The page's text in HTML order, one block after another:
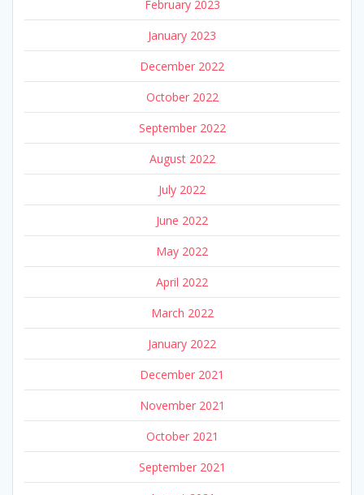
February 2023
January 2023
December 2022
October 2022
September 2022
August 2022
July 2022
June 2022
May 2022
April 2022
March 2022
January 2022
December 2021
November 2021
October 2021
September 2021